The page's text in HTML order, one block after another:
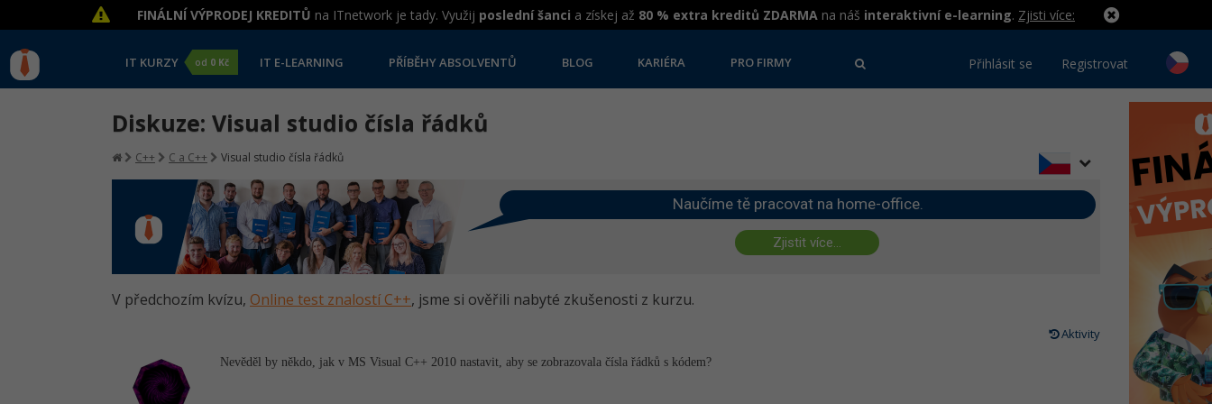
FINÁLNÍ VÝPRODEJ KREDITŮ na ITnetwork je tady. Využij poslední šanci a získej až 80 % extra kreditů ZDARMA na náš interaktivní e-learning. Zjisti více:
IT KURZY od 0 Kč IT E-LEARNING PŘÍBĚHY ABSOLVENTŮ BLOG KARIÉRA PRO FIRMY Přihlásit se Registrovat
Diskuze: Visual studio čísla řádků
C++ C a C++ Visual studio čísla řádků
Naučíme tě pracovat na home-office.
Zjistit více...
V předchozím kvízu, Online test znalostí C++, jsme si ověřili nabyté zkušenosti z kurzu.
Aktivity
Nevěděl by někdo, jak v MS Visual C++ 2010 nastavit, aby se zobrazovala čísla řádků s kódem?